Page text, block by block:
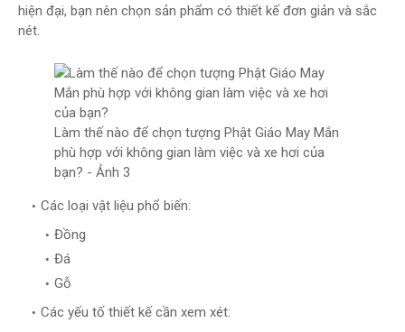
hiện đại, bạn nên chọn sản phẩm có thiết kế đơn giản và sắc
nét.
Làm thế nào để chọn tượng Phật Giáo May Mắn
phù hợp với không gian làm việc và xe hơi của
bạn? - Ảnh 3
Các loại vật liệu phổ biến:
Đồng
Đá
Gỗ
Các yếu tố thiết kế cần xem xét: